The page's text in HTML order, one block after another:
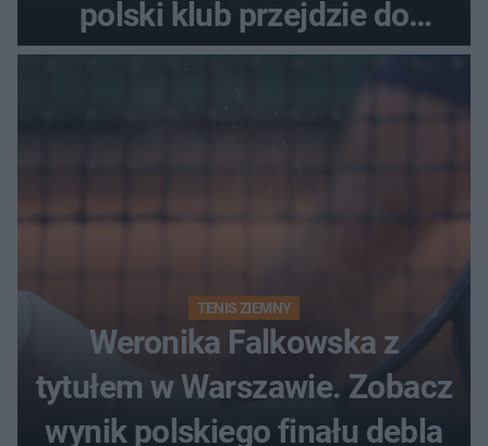
polski klub przejdzie do
historii
TENIS ZIEMNY
Weronika Falkowska z
tytułem w Warszawie. Zobacz
wynik polskiego finału debla